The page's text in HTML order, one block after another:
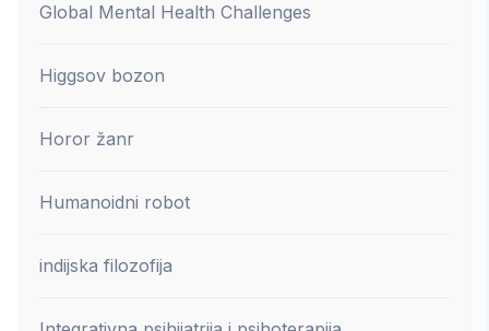
Global Mental Health Challenges
Higgsov bozon
Horor žanr
Humanoidni robot
indijska filozofija